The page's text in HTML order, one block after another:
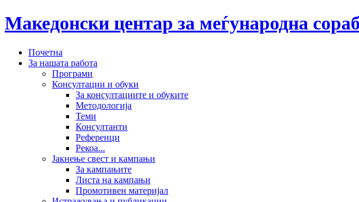
Македонски центар за меѓународна
Почетна
За нашата работа
Програми
Консултации и обуки
За консултациите и обуките
Методологија
Теми
Консултанти
Референци
Рекоа...
Јакнење свест и кампањи
За кампањите
Листа на кампањи
Промотивен материјал